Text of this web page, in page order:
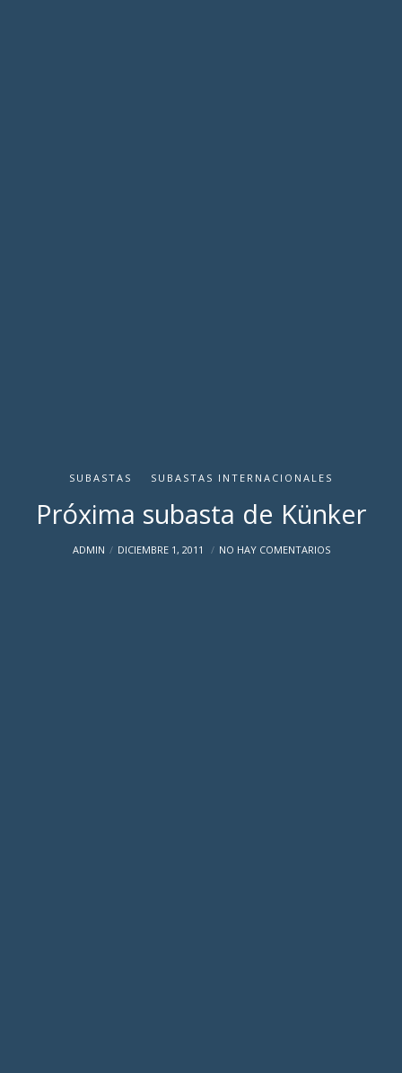
SUBASTAS SUBASTAS INTERNACIONALES
Próxima subasta de Künker
ADMIN DICIEMBRE 1, 2011 NO HAY COMENTARIOS